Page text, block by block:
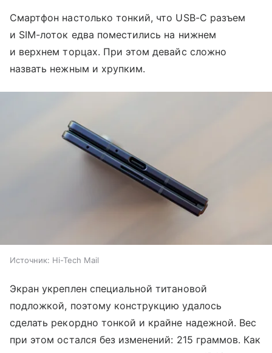
Смартфон настолько тонкий, что USB-C разъем
и SIM-лоток едва поместились на нижнем
и верхнем торцах. При этом девайс сложно
назвать нежным и хрупким.
Источник: Hi-Tech Mail
Экран укреплен специальной титановой
подложкой, поэтому конструкцию удалось
сделать рекордно тонкой и крайне надежной. Вес
при этом остался без изменений: 215 граммов. Как